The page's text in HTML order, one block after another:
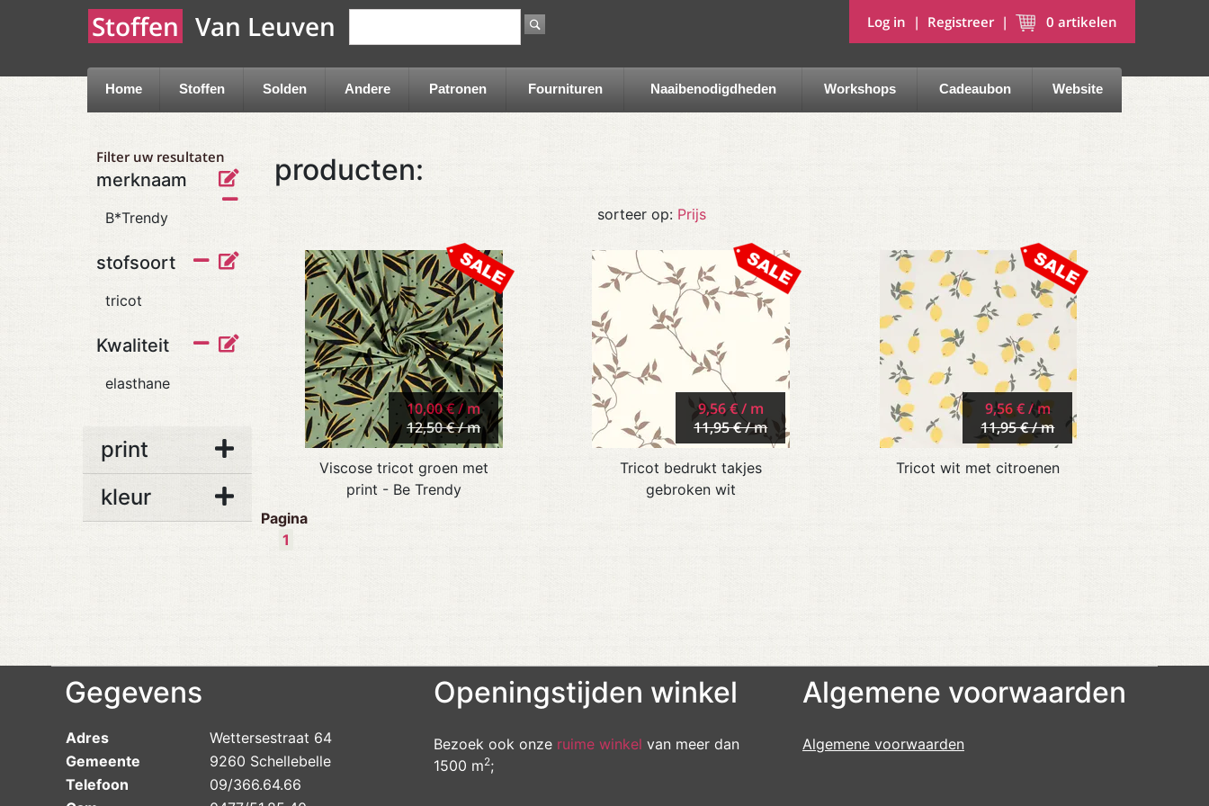
Log in | Registreer | 0 artikelen
Stoffen Van Leuven
Home Stoffen Solden Andere Patronen Fournituren Naaibenodigdheden Workshops Cadeaubon Website
Filter uw resultaten
merknaam
B*Trendy
stofsoort
tricot
Kwaliteit
elasthane
print
kleur
producten:
sorteer op: Prijs
10,00 € / m
12,50 € / m
Viscose tricot groen met
print - Be Trendy
9,56 € / m
11,95 € / m
Tricot bedrukt takjes
gebroken wit
9,56 € / m
11,95 € / m
Tricot wit met citroenen
Pagina
1
Gegevens
Adres
Wettersestraat 64
Gemeente
9260 Schellebelle
Telefoon
09/366.64.66
Openingstijden winkel
Bezoek ook onze ruime winkel van meer dan
1500 m2;
Algemene voorwaarden
Algemene voorwaarden